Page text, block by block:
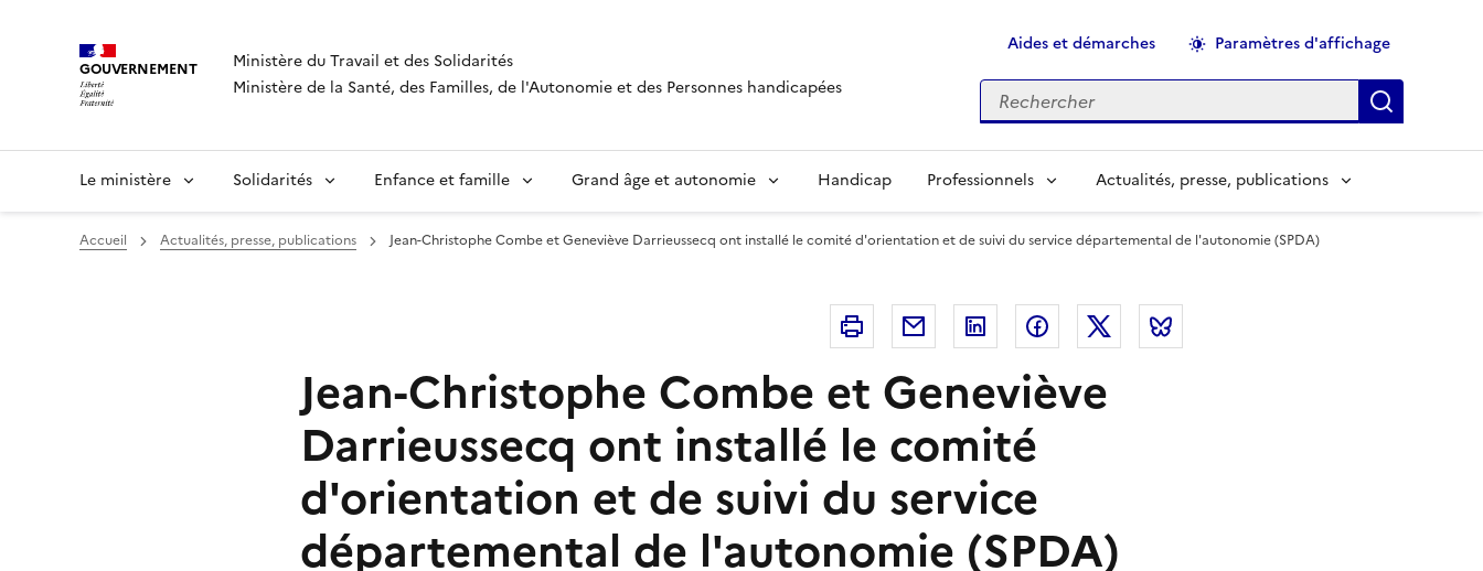
GOUVERNEMENT
Ministère du Travail et des Solidarités
Ministère de la Santé, des Familles, de l'Autonomie et des Personnes handicapées
Aides et démarches Paramètres d'affichage
Rechercher
Le ministère Solidarités Enfance et famille Grand âge et autonomie Handicap Professionnels Actualités, presse, publications
Accueil Actualités, presse, publications Jean-Christophe Combe et Geneviève Darrieussecq ont installé le comité d'orientation et de suivi du service départemental de l'autonomie (SPDA)
Imprimer Courriel Linkedin FacebookTwitter
Jean-Christophe Combe et Geneviève
Darrieussecq ont installé le comité
d'orientation et de suivi du service
départemental de l'autonomie (SPDA)